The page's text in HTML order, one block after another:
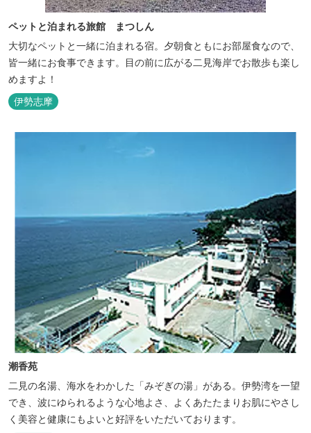
ペットと泊まれる旅館 まつしん
大切なペットと一緒に泊まれる宿。夕朝食ともにお部屋食なので、
皆一緒にお食事できます。目の前に広がる二見海岸でお散歩も楽し
めますよ！
伊勢志摩
潮香苑
二見の名湯、海水をわかした「みぞぎの湯」がある。伊勢湾を一望
でき、波にゆられるような心地よさ、よくあたたまりお肌にやさし
く美容と健康にもよいと好評をいただいております。